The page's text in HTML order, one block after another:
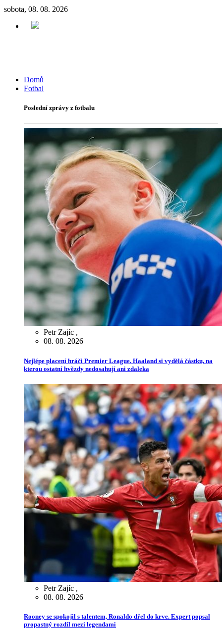
sobota, 08. 08. 2026
Domů
Fotbal
Poslední zprávy z fotbalu
Petr Zajíc ,
08. 08. 2026
Nejlépe placení hráči Premier League. Haaland si vydělá částku, na
kterou ostatní hvězdy nedosahují ani zdaleka
Petr Zajíc ,
08. 08. 2026
Rooney se spokojil s talentem, Ronaldo dřel do krve. Expert popsal
propastný rozdíl mezi legendami